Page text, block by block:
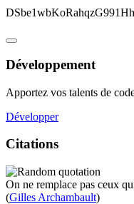
Développement
Apportez vos talents de
Développer
Citations
On ne remplace pas ceux
(Gilles Archambault)